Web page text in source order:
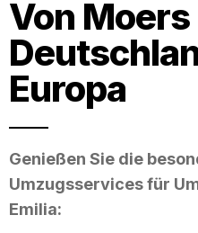
Von
Europa
Genießen Sie die
Umzugsservices für
Emilia: